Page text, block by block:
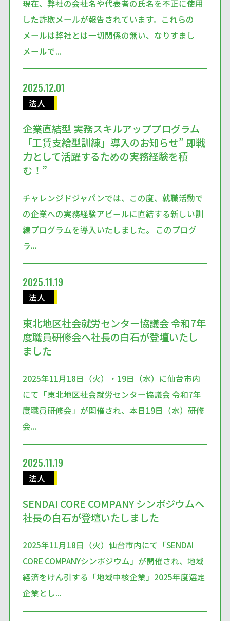
現在、弊社の会社名や代表者の氏名を不正に使用
した詐欺メールが報告されています。これらの
メールは弊社とは一切関係の無い、なりすまし
メールで...
2025.12.01
法人
企業直結型 実務スキルアッププログラム
「工賃支給型訓練」導入のお知らせ” 即戦
力として活躍するための実務経験を積
む！”
チャレンジドジャパンでは、この度、就職活動で
の企業への実務経験アピールに直結する新しい訓
練プログラムを導入いたしました。 このプログ
ラ...
2025.11.19
法人
東北地区社会就労センター協議会 令和7年
度職員研修会へ社長の白石が登壇いたし
ました
2025年11月18日（火）・19日（水）に仙台市内
にて「東北地区社会就労センター協議会 令和7年
度職員研修会」が開催され、本日19日（水）研修
会...
2025.11.19
法人
SENDAI CORE COMPANY シンポジウムへ
社長の白石が登壇いたしました
2025年11月18日（火）仙台市内にて「SENDAI
CORE COMPANYシンポジウム」が開催され、地域
経済をけん引する「地域中核企業」2025年度選定
企業とし...